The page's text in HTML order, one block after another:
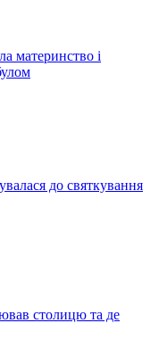
материнство і
до святкування
столицю та де